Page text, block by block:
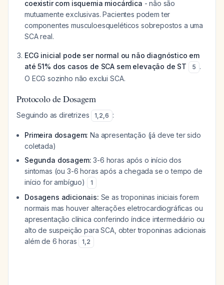
coexistir com isquemia miocárdica - não são
mutuamente exclusivas. Pacientes podem ter
componentes musculoesqueléticos sobrepostos a uma
SCA real.
ECG inicial pode ser normal ou não diagnóstico em
até 51% dos casos de SCA sem elevação de ST
5 .
O ECG sozinho não exclui SCA.
Protocolo de Dosagem
Seguindo as diretrizes 1,2,6 :
Primeira dosagem: Na apresentação (já deve ter sido
coletada)
Segunda dosagem: 3-6 horas após o início dos
sintomas (ou 3-6 horas após a chegada se o tempo de
início for ambíguo)
1
Dosagens adicionais: Se as troponinas iniciais forem
normais mas houver alterações eletrocardiográficas ou
apresentação clínica conferindo índice intermediário ou
alto de suspeição para SCA, obter troponinas adicionais
além de 6 horas
1,2